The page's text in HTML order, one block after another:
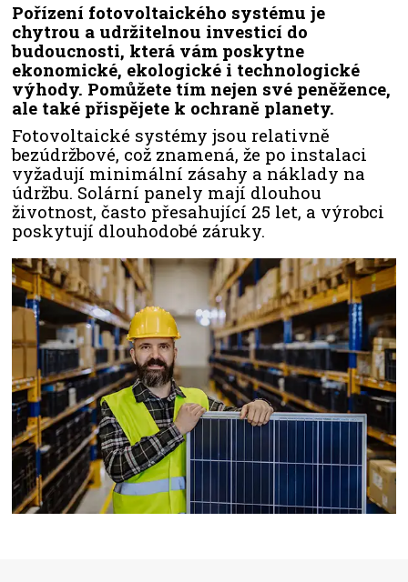
Pořízení fotovoltaického systému je
chytrou a udržitelnou investicí do
budoucnosti, která vám poskytne
ekonomické, ekologické i technologické
výhody. Pomůžete tím nejen své peněžence,
ale také přispějete k ochraně planety.
Fotovoltaické systémy jsou relativně
bezúdržbové, což znamená, že po instalaci
vyžadují minimální zásahy a náklady na
údržbu. Solární panely mají dlouhou
životnost, často přesahující 25 let, a výrobci
poskytují dlouhodobé záruky.